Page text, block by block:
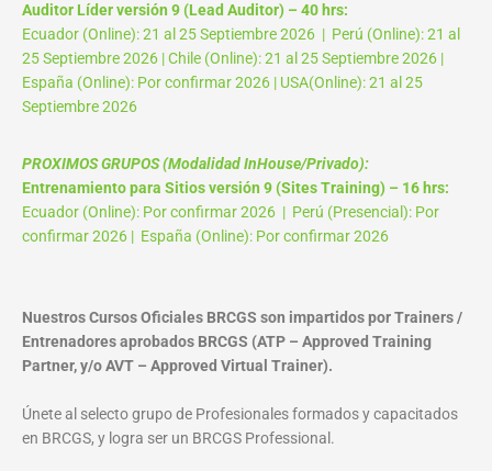
Auditor Líder versión 9 (Lead Auditor) – 40 hrs:
Ecuador (Online): 21 al 25 Septiembre 2026 | Perú (Online): 21 al
25 Septiembre 2026 | Chile (Online): 21 al 25 Septiembre 2026 |
España (Online): Por confirmar 2026 | USA(Online): 21 al 25
Septiembre 2026
PROXIMOS GRUPOS (Modalidad InHouse/Privado):
Entrenamiento para Sitios versión 9 (Sites Training) – 16 hrs:
Ecuador (Online): Por confirmar 2026 | Perú (Presencial): Por
confirmar 2026 | España (Online): Por confirmar 2026
Nuestros Cursos Oficiales BRCGS son impartidos por Trainers /
Entrenadores aprobados BRCGS (ATP – Approved Training
Partner, y/o AVT – Approved Virtual Trainer).
Únete al selecto grupo de Profesionales formados y capacitados
en BRCGS, y logra ser un BRCGS Professional.